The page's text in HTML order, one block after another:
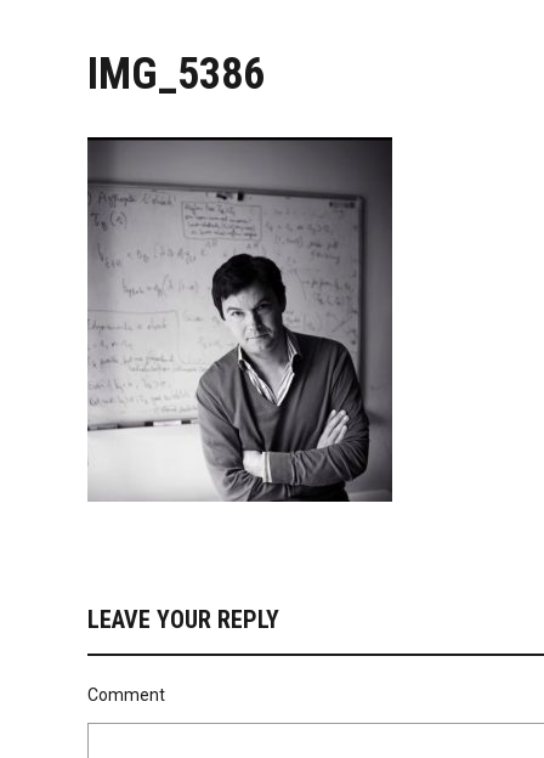
IMG_5386
LEAVE YOUR REPLY
Comment